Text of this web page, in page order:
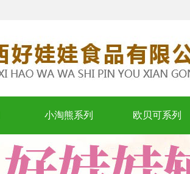
小淘熊系列 欧贝可系列